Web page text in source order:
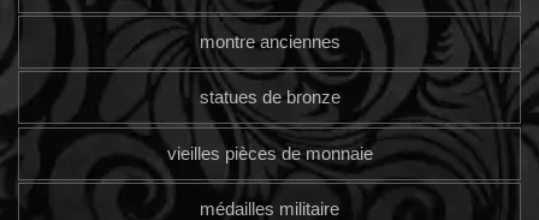
montre anciennes
statues de bronze
vieilles pièces de monnaie
médailles militaire